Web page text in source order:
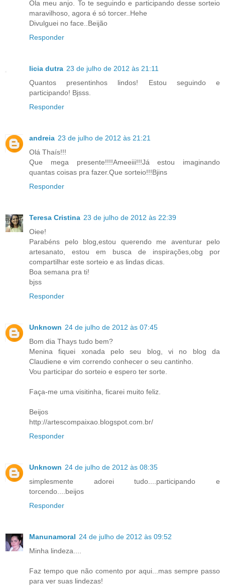
Ola meu anjo. To te seguindo e participando desse sorteio
maravilhoso, agora é só torcer..Hehe
Divulguei no face..Beijão
Responder
licia dutra 23 de julho de 2012 às 21:11
Quantos presentinhos lindos! Estou seguindo e
participando! Bjsss.
Responder
andreia 23 de julho de 2012 às 21:21
Olá Thaís!!!
Que mega presente!!!!Ameeiii!!!Já estou imaginando
quantas coisas pra fazer.Que sorteio!!!Bjins
Responder
Teresa Cristina 23 de julho de 2012 às 22:39
Oiee!
Parabéns pelo blog,estou querendo me aventurar pelo
artesanato, estou em busca de inspirações,obg por
compartilhar este sorteio e as lindas dicas.
Boa semana pra ti!
bjss
Responder
Unknown 24 de julho de 2012 às 07:45
Bom dia Thays tudo bem?
Menina fiquei xonada pelo seu blog, vi no blog da
Claudiene e vim correndo conhecer o seu cantinho.
Vou participar do sorteio e espero ter sorte.
Faça-me uma visitinha, ficarei muito feliz.
Beijos
http://artescompaixao.blogspot.com.br/
Responder
Unknown 24 de julho de 2012 às 08:35
simplesmente adorei tudo....participando e
torcendo....beijos
Responder
Manunamoral 24 de julho de 2012 às 09:52
Minha lindeza....
Faz tempo que não comento por aqui...mas sempre passo
para ver suas lindezas!